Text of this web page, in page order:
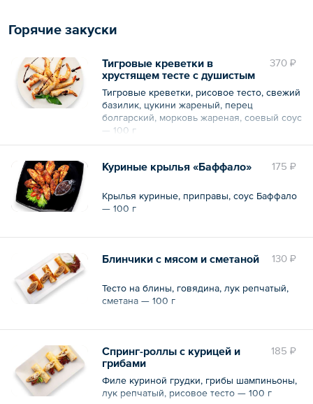
Горячие закуски
370 ₽
Тигровые креветки в
хрустящем тесте с душистым
базиликом
Тигровые креветки, рисовое тесто, свежий
базилик, цукини жареный, перец
болгарский, морковь жареная, соевый соус
— 100 г
175 ₽
Куриные крылья «Баффало»
Крылья куриные, приправы, соус Баффало
— 100 г
130 ₽
Блинчики с мясом и сметаной
Тесто на блины, говядина, лук репчатый,
сметана — 100 г
185 ₽
Спринг-роллы с курицей и
грибами
Филе куриной грудки, грибы шампиньоны,
лук репчатый, рисовое тесто — 100 г